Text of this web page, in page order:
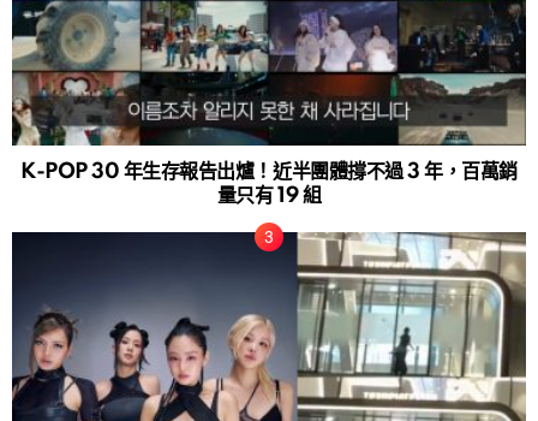
K-POP 30 年生存報告出爐！近半團體撐不過 3 年，百萬銷
量只有 19 組